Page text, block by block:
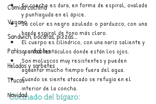
Comida cochina
Vegano
Sandwich, bocatas, pizzas...
Patés y untables
Helados y sorbetes
Trucos
Navidad
Su concha es dura, en forma de espiral, ovalada
y puntiaguda en el ápice.
Su color es negro azulado o parduzco, con una
banda espiral de tono más claro.
El cuerpo es cilíndrico, con una nariz saliente y
con dos tentáculos donde están los ojos.
Son moluscos muy resistentes y pueden
aguantar mucho tiempo fuera del agua.
Cuando se siente atacado se refugia en el
interior de la concha.
Cocinado del bígaro: